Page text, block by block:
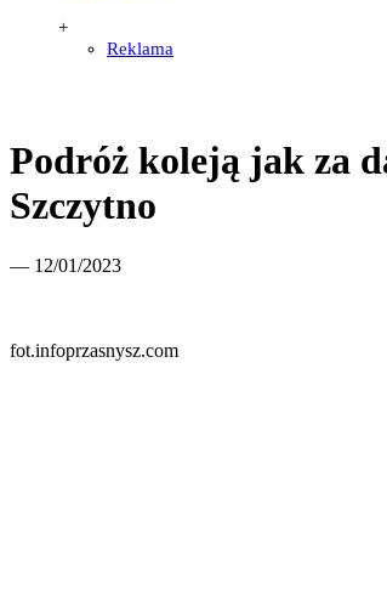
+
Reklama
Podróż koleją jak za
Szczytno
— 12/01/2023
fot.infoprzasnysz.com